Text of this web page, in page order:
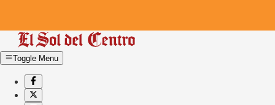
Toggle Menu